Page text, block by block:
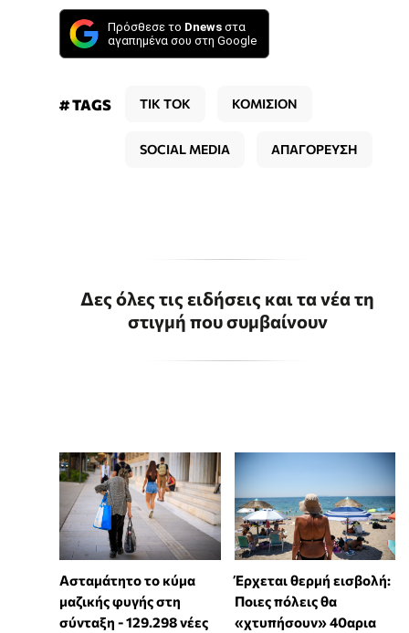
Πρόσθεσε το Dnews στα
αγαπημένα σου στη Google
# TAGS ΤΙΚ ΤΟΚ ΚΟΜΙΣΙΟΝ
SOCIAL MEDIA ΑΠΑΓΟΡΕΥΣΗ
Δες όλες τις ειδήσεις και τα νέα τη
στιγμή που συμβαίνουν
Ασταμάτητο το κύμα
μαζικής φυγής στη
σύνταξη - 129.298 νέες
Έρχεται θερμή εισβολή:
Ποιες πόλεις θα
«χτυπήσουν» 40αρια